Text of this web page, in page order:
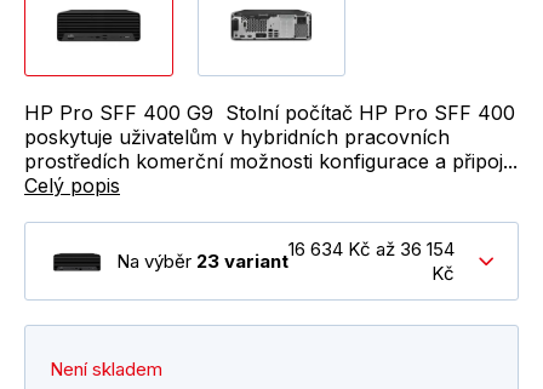
HP Pro SFF 400 G9 Stolní počítač HP Pro SFF 400
poskytuje uživatelům v hybridních pracovních
prostředích komerční možnosti konfigurace a připoj...
Celý popis
Na výběr 23 variant
16 634 Kč až 36 154
Kč
Není skladem